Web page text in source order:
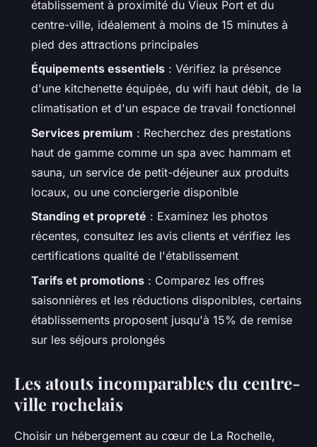
établissement à proximité du Vieux Port et du
centre-ville, idéalement à moins de 15 minutes à
pied des attractions principales
Équipements essentiels : Vérifiez la présence
d'une kitchenette équipée, du wifi haut débit, de la
climatisation et d'un espace de travail fonctionnel
Services premium : Recherchez des prestations
haut de gamme comme un spa avec hammam et
sauna, un service de petit-déjeuner aux produits
locaux, ou une conciergerie disponible
Standing et propreté : Examinez les photos
récentes, consultez les avis clients et vérifiez les
certifications qualité de l'établissement
Tarifs et promotions : Comparez les offres
saisonnières et les réductions disponibles, certains
établissements proposent jusqu'à 15% de remise
sur les séjours prolongés
Les atouts incomparables du centre-
ville rochelais
Choisir un hébergement au cœur de La Rochelle,